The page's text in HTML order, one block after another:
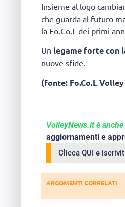
Insieme al logo
che guarda al futuro
la Fo.Co.L dei primi
Un legame forte con
nuove sfide.
(fonte: Fo.Co.L
VolleyNews.it è
aggiornamenti e
Clicca QUI e
ARGOMENTI CORRELATI